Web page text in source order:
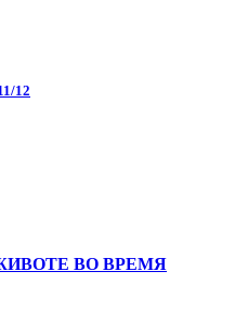
12
ВО ВРЕМЯ